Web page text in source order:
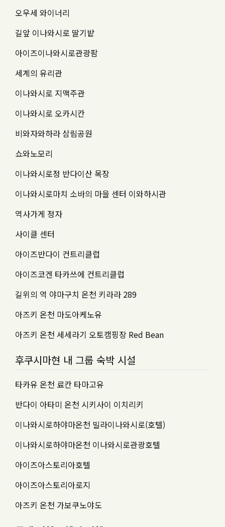
오우세 와이너리
길앞 이나와시로 딸기밭
아이즈이나와시로관광팜
세계의 유리관
이나와시로 지맥주관
이나와시로 오카시칸
비와자와하라 삼림공원
쇼와노모리
이나와시로정 반다이산 목장
이나와시로마치 소바의 마을 센터 이와하시관
역사가게 정자
사이클 센터
아이즈반다이 컨트리클럽
아이즈코겐 타카쓰에 컨트리클럽
길위의 역 야마구치 온천 키라라 289
아즈키 온천 마도아케노유
아즈키 온천 세세라기 오토캠핑장 Red Bean
후쿠시마현 내 그룹 숙박 시설
타카유 온천 료칸 타마고유
반다이 아타미 온천 시키사이 이치리키
이나와시로하야마온천 빌라이나와시로(호텔)
이나와시로하야마온천 이나와시로관광호텔
아이즈아스토리아호텔
아이즈아스토리아로지
아즈키 온천 가보쿠노야도